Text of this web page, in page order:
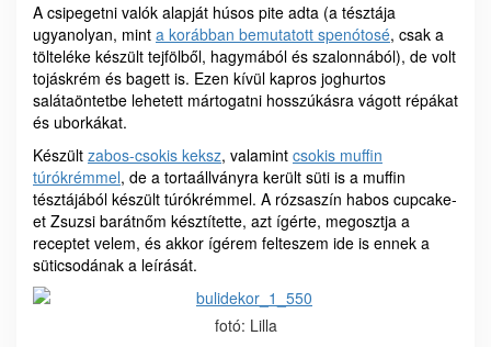
A csipegetni valók alapját húsos pite adta (a tésztája
ugyanolyan, mint a korábban bemutatott spenótosé, csak a
tölteléke készült tejfölből, hagymából és szalonnából), de volt
tojáskrém és bagett is. Ezen kívül kapros joghurtos
salátaöntetbe lehetett mártogatni hosszúkásra vágott répákat
és uborkákat.
Készült zabos-csokis keksz, valamint csokis muffin
túrókrémmel, de a tortaállványra került süti is a muffin
tésztájából készült túrókrémmel. A rózsaszín habos cupcake-
et Zsuzsi barátnőm késztítette, azt ígérte, megosztja a
receptet velem, és akkor ígérem felteszem ide is ennek a
süticsodának a leírását.
fotó: Lilla